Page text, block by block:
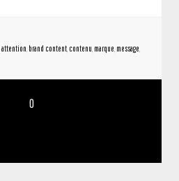
attention brand content, contenu marque message
0